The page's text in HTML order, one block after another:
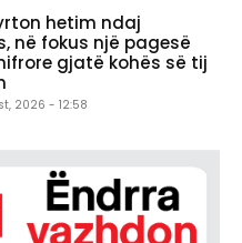
hetim ndaj
në fokus një pagesë
gjatë kohës së tij
2026 - 12:58